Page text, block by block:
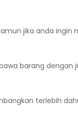
jika anda
barang
terlebih